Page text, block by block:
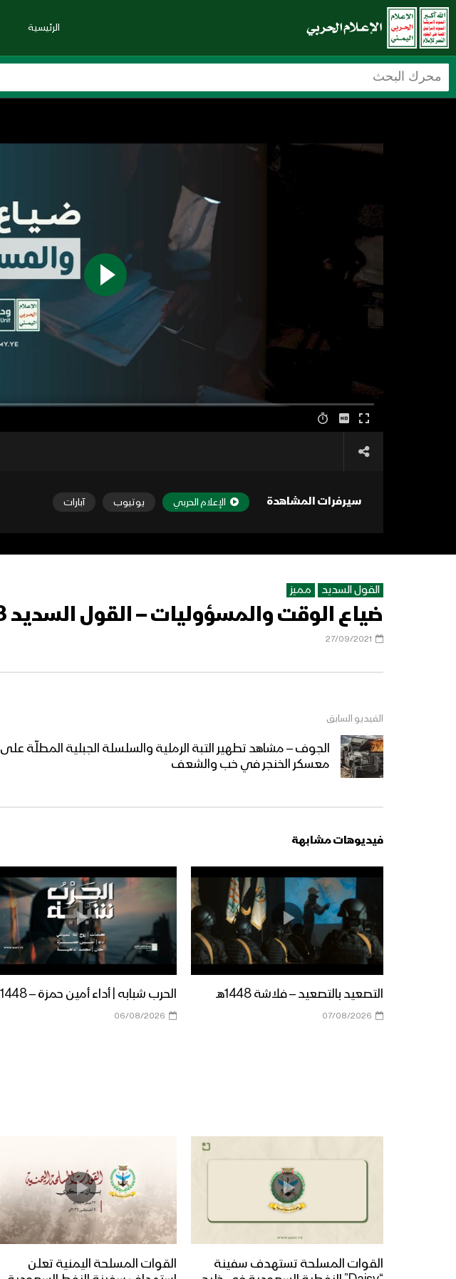
الرئيسية
سيرفرات المشاهدة الإعلام الحربي يوتيوب آبارات
القول السديد مميز
ضياع الوقت والمسؤوليات – القول السديد 1443هـ
27/09/2021
الفيديو السابق
الجوف – مشاهد تطهير التبة الرملية والسلسلة الجبلية المطلّة على
معسكر الخنجر في خب والشعف
فيديوهات مشابهة
التصعيد بالتصعيد – فلاشة 1448هـ
07/08/2026
الحرب شبابه | أداء أمين حمزة – 1448هـ
06/08/2026
القوات المسلحة تستهدف سفينة
القوات المسلحة اليمنية تعلن